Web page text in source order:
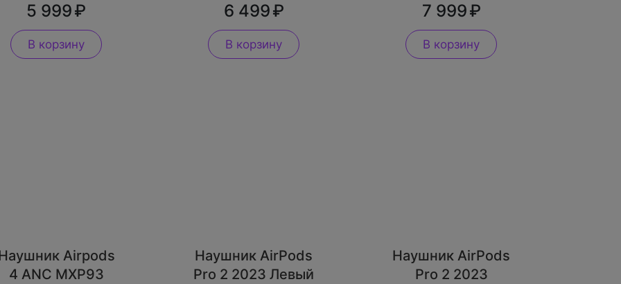
5 999
В корзину
6 499
В корзину
7 999
В корзину
Airpods
4 ANC MXP93
Наушник AirPods
Pro 2 2023 Левый
Наушник AirPods
Pro 2 2023